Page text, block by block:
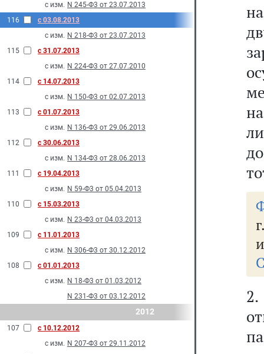
с изм. N 245-Ф3 от 23.07.2013
116
с 03.08.2013
с изм. N 218-Ф3 от 23.07.2013
115
с 31.07.2013
с изм. N 224-Ф3 от 27.07.2010
114
с 14.07.2013
с изм. N 150-Ф3 от 02.07.2013
113
с 01.07.2013
с изм. N 136-Ф3 от 29.06.2013
112
с 30.06.2013
с изм. N 134-Ф3 от 28.06.2013
111
с 19.04.2013
с изм. N 59-Ф3 от 05.04.2013
110
с 15.03.2013
с изм. N 23-Ф3 от 04.03.2013
109
с 11.01.2013
с изм. N 306-Ф3 от 30.12.2012
108
с 01.01.2013
с изм. N 18-Ф3 от 01.03.2012
N 231-Ф3 от 03.12.2012
2012
107
с 10.12.2012
с изм. N 207-Ф3 от 29.11.2012